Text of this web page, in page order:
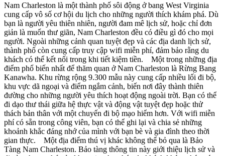
Nam Charleston là một thành phố sôi động ở bang West Virginia
cung cấp vô số cơ hội du lịch cho những người thích khám phá. Dù
bạn là người yêu thiên nhiên, người đam mê lịch sử, hoặc chỉ đơn
giản là muốn thư giãn, Nam Charleston đều có điều gì đó cho mọi
người. Ngoài những cảnh quan tuyệt đẹp và các địa danh lịch sử,
thành phố còn cung cấp truy cập wifi miễn phí, đảm bảo rằng du
khách có thể kết nối trong khi tiết kiệm tiền. Một trong những địa
điểm phổ biến nhất để thăm quan ở Nam Charleston là Rừng Bang
Kanawha. Khu rừng rộng 9.300 mẫu này cung cấp nhiều lối đi bộ,
khu vực dã ngoại và điểm ngắm cảnh, biến nơi đây thành thiên
đường cho những người yêu thích hoạt động ngoài trời. Bạn có thể
đi dạo thư thái giữa hệ thực vật và động vật tuyệt đẹp hoặc thử
thách bản thân với một chuyến đi bộ mạo hiểm hơn. Với wifi miễn
phí có sẵn trong công viên, bạn có thể ghi lại và chia sẻ những
khoảnh khắc đáng nhớ của mình với bạn bè và gia đình theo thời
gian thực. Một địa điểm thú vị khác không thể bỏ qua là Bảo
Tàng Nam Charleston. Bảo tàng thông tin này giới thiệu lịch sử và